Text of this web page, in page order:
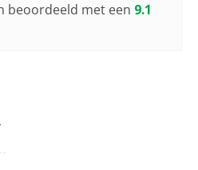
beoordeeld met een 9.1